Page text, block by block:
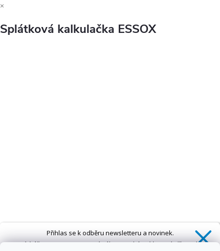
×
Splátková kalkulačka ESSOX
Přihlas se k odběru newsletteru a novinek.
ZískášSLEVU 5 %na první nákup a také exkluzivní přístup k